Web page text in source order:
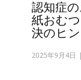
認知症
紙おむ
決のヒ
2025年9月4日